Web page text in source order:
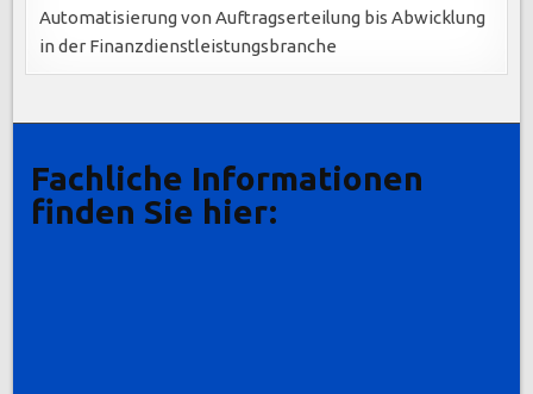
Automatisierung von Auftragserteilung bis Abwicklung
in der Finanzdienstleistungsbranche
Fachliche Informationen
finden Sie hier: